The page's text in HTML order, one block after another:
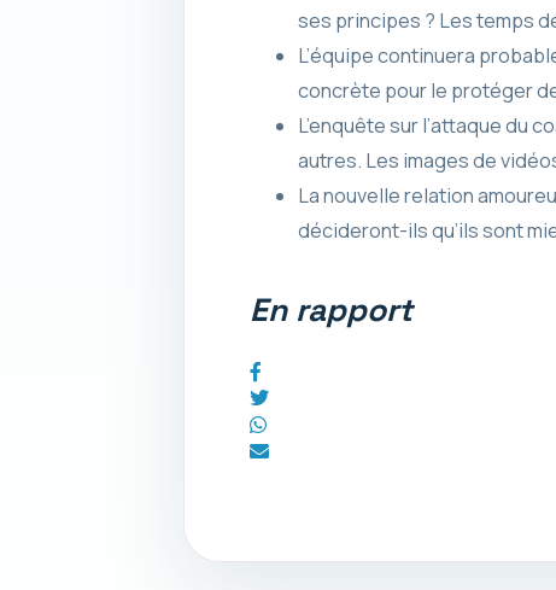
ses principes ? Les temps
L’équipe continuera
concrète pour le protéger
L’enquête sur l’attaque du
autres. Les images de
La nouvelle relation
décideront-ils qu’ils sont
En rapport